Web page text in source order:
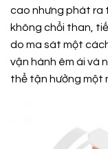
cao nhưng phát ra
không chổi than,
do ma sát một
vận hành êm ái và
thể tận hưởng một